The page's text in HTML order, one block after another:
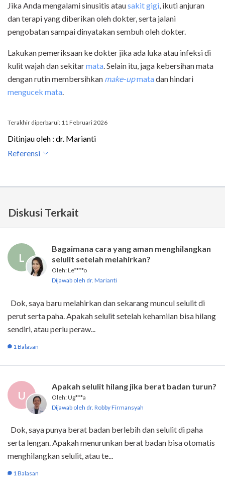
Jika Anda mengalami sinusitis atausakit gigi, ikuti anjuran
dan terapi yang diberikan oleh dokter, serta jalani
pengobatan sampai dinyatakan sembuh oleh dokter.
Lakukan pemeriksaan ke dokter jika ada luka atau infeksi di
kulit wajah dan sekitarmata. Selain itu, jaga kebersihan mata
dengan rutin membersihkan make-upmatadan hindari
mengucek mata.
Terakhir diperbarui: 11 Februari 2026